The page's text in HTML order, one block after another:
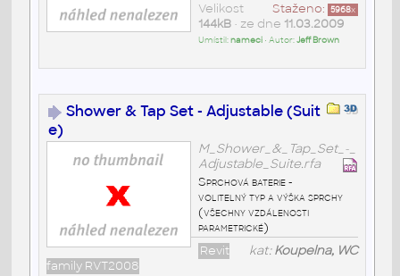
Staženo: 5968x
Velikost
144kB• ze dne 11.03.2009
Umístil:nameci• Autor:Jeff Brown
Shower & Tap Set - Adjustable (Suit
e)
M_Shower_&_Tap_Set_-_
Adjustable_Suite.rfa
Sprchová baterie -
volitelný typ a výška sprchy
(všechny vzdálenosti
parametrické)
kat:Koupelna, WC
Revit
family RVT2008